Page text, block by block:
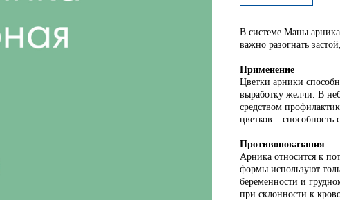
В системе Маны
важно разогнать
Применение
Цветки арники
выработку желчи. В
средством
цветков – способность
Противопоказания
Арника относится к
формы используют
беременности и
при склонности к